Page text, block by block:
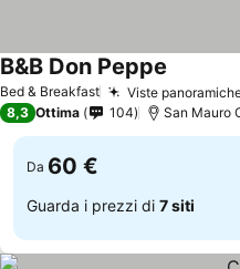
Bed & Breakfast Viste
B&B Don Peppe
8,3 Ottima 104 San Mauro
Da 60 €
Guarda i prezzi di 7 siti